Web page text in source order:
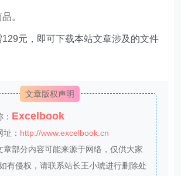
。
元，即可下载本站文章涉及的文件
文章版权声明
Excelbook
： http://www.excelbook.cn
章部分内容可能来源于网络，仅供大家
有侵权，请联系站长王小琥进行删除处